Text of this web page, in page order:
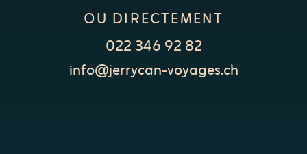
OU DIRECTEMENT
022 346 92 82
info@jerrycan-voyages.ch